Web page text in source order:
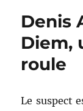
Denis
Diem,
roule
Le suspect